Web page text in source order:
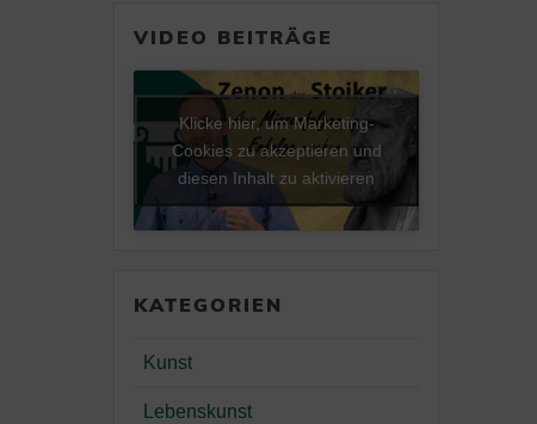
VIDEO BEITRÄGE
Klicke hier, um Marketing-
Cookies zu akzeptieren und
diesen Inhalt zu aktivieren
KATEGORIEN
Kunst
Lebenskunst